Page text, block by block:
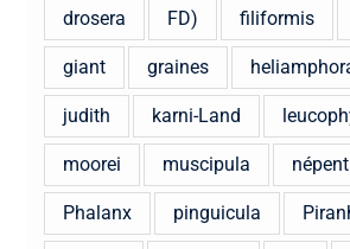
drosera FD) filiformis
giant graines
judith karni-Land
moorei muscipula
Phalanx pinguicula